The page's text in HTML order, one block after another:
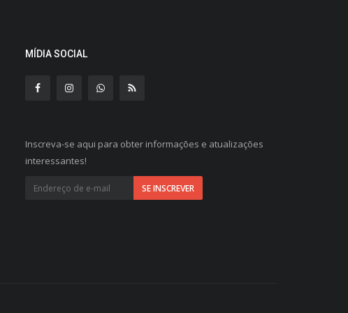
MÍDIA SOCIAL
Inscreva-se aqui para obter informações e atualizações
interessantes!